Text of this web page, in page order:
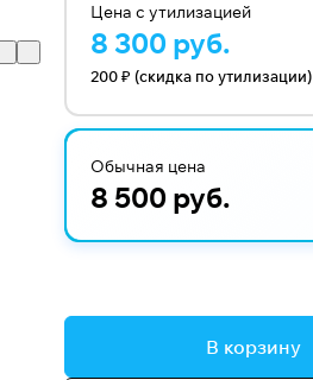
Цена с утилизацией
8 300 руб.
200 ₽ (скидка по утилизации)
Обычная цена
8 500 руб.
В корзину